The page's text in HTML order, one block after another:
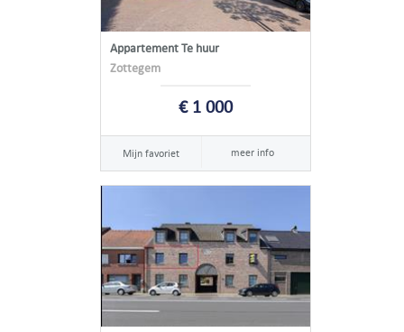
Appartement Te huur
Zottegem
€ 1 000
Mijn favoriet meer info